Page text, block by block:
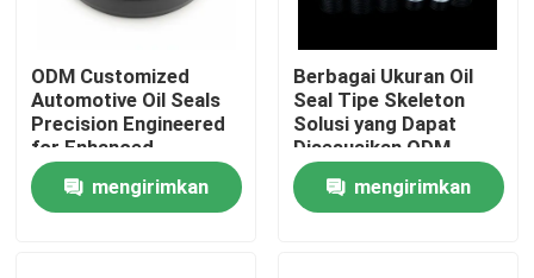
Rumah
ODM Customized
Automotive Oil Seals
Precision Engineered
for Enhanced
Durability and Leak
Prevention in Vehicle
Systems (Pembatasan
mengirimkan
Berbagai Ukuran Oil
Seal Tipe Skeleton
Solusi yang Dapat
Disesuaikan ODM
untuk Penyegelan
Mesin dan Peralatan
Tugas Berat
mengirimkan